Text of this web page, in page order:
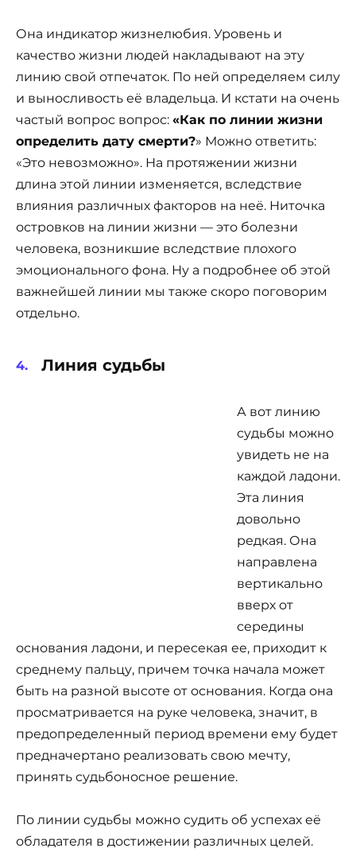
Она индикатор жизнелюбия. Уровень и
качество жизни людей накладывают на эту
линию свой отпечаток. По ней определяем силу
и выносливость её владельца. И кстати на очень
частый вопрос вопрос: «Как по линии жизни
определить дату смерти?» Можно ответить:
«Это невозможно». На протяжении жизни
длина этой линии изменяется, вследствие
влияния различных факторов на неё. Ниточка
островков на линии жизни — это болезни
человека, возникшие вследствие плохого
эмоционального фона. Ну а подробнее об этой
важнейшей линии мы также скоро поговорим
отдельно.
Линия судьбы
А вот линию
судьбы можно
увидеть не на
каждой ладони.
Эта линия
довольно
редкая. Она
направлена
вертикально
вверх от
середины
основания ладони, и пересекая ее, приходит к
среднему пальцу, причем точка начала может
быть на разной высоте от основания. Когда она
просматривается на руке человека, значит, в
предопределенный период времени ему будет
предначертано реализовать свою мечту,
принять судьбоносное решение.
По линии судьбы можно судить об успехах её
обладателя в достижении различных целей.